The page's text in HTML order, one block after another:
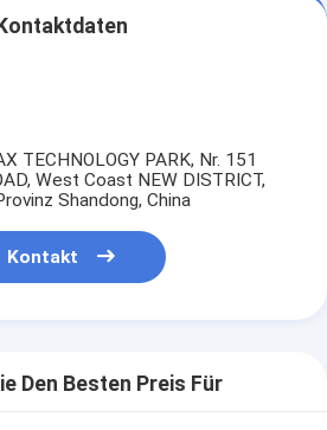
Kontaktdaten
TECHNOLOGY PARK, Nr. 151
West Coast NEW DISTRICT,
Shandong, China
Kontakt
Den Besten Preis Für